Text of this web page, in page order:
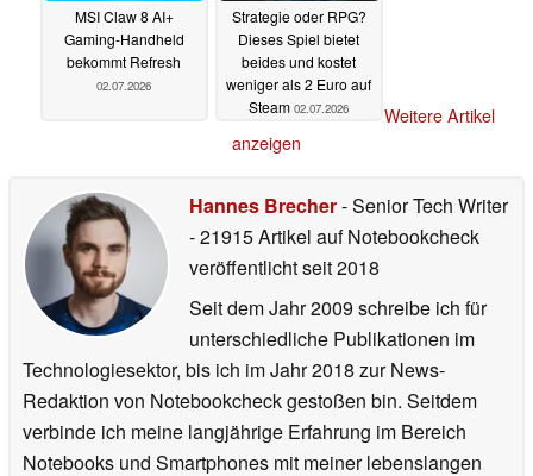
MSI Claw 8 AI+
Gaming-Handheld
bekommt Refresh
02.07.2026
Strategie oder RPG?
Dieses Spiel bietet
beides und kostet
weniger als 2 Euro auf
Steam 02.07.2026
Weitere Artikel
anzeigen
Hannes Brecher- Senior Tech Writer
- 21915 Artikel auf Notebookcheck
veröffentlichtseit 2018
Seit dem Jahr 2009 schreibe ich für
unterschiedliche Publikationen im
Technologiesektor, bis ich im Jahr 2018 zur News-
Redaktion von Notebookcheck gestoßen bin. Seitdem
verbinde ich meine langjährige Erfahrung im Bereich
Notebooks und Smartphones mit meiner lebenslangen